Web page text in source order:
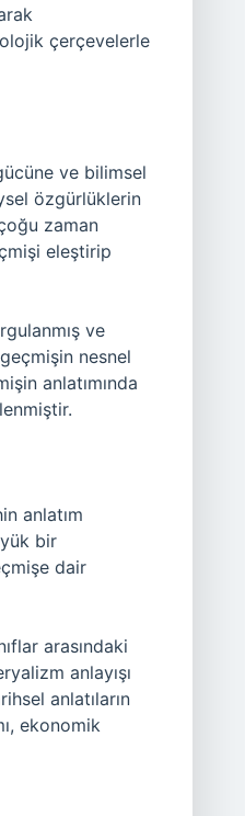
çerçevelerle
ve bilimsel
özgürlüklerin
zaman
eleştirip
ve
nesnel
anlatımında
anlatım
bir
dair
arasındaki
anlayışı
anlatıların
ekonomik